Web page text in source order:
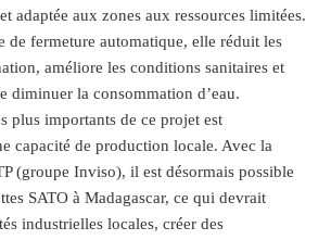
adaptée aux zones aux ressources limitées.
de fermeture automatique, elle réduit les
améliore les conditions sanitaires et
diminuer la consommation d’eau.
plus importants de ce projet est
capacité de production locale. Avec la
(groupe Inviso), il est désormais possible
SATO à Madagascar, ce qui devrait
industrielles locales, créer des